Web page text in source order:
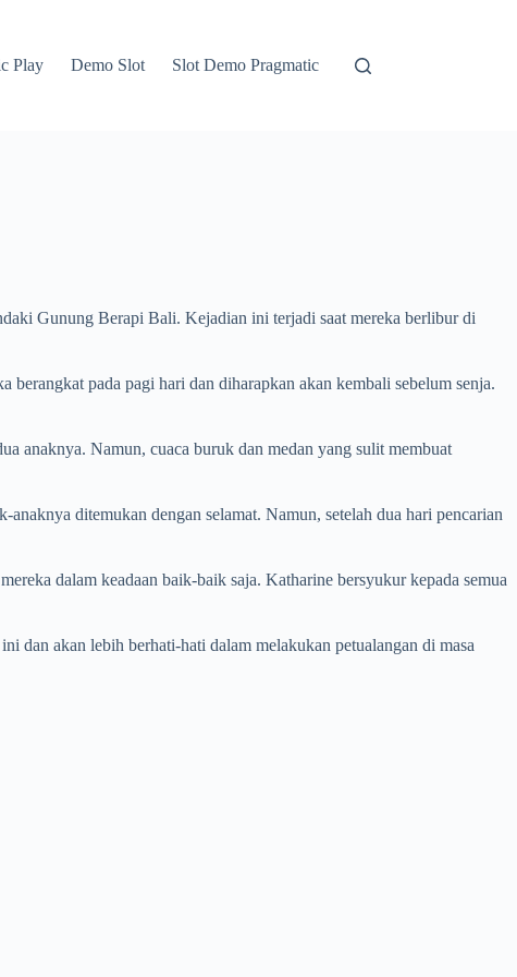
Play Demo Slot Slot Demo Pragmatic
Gunung Berapi Bali. Kejadian ini terjadi saat mereka berlibur di
pada pagi hari dan diharapkan akan kembali sebelum senja.
anaknya. Namun, cuaca buruk dan medan yang sulit membuat
ditemukan dengan selamat. Namun, setelah dua hari pencarian
dalam keadaan baik-baik saja. Katharine bersyukur kepada semua
dan akan lebih berhati-hati dalam melakukan petualangan di masa